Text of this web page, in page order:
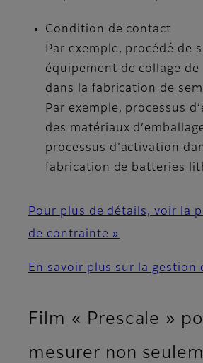
Condition de contact
Par exemple, procédé de
équipement de collage
dans la fabrication de
Par exemple, processus
des matériaux
processus d’activation
fabrication de batteries
Pour plus de détails, voir la
de contrainte »
En savoir plus sur la gestion
Film « Prescale »
mesurer non